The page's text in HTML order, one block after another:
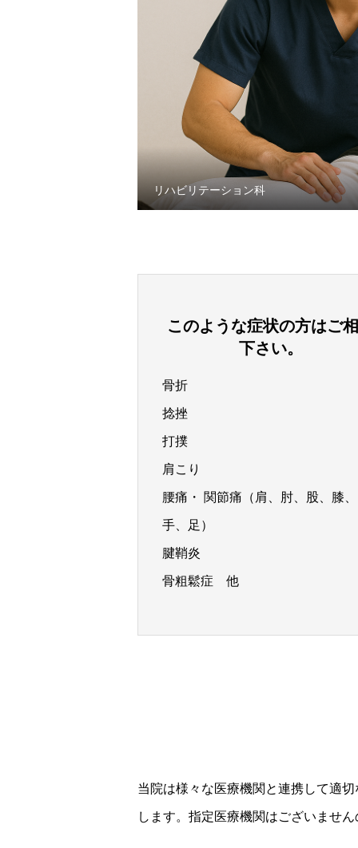
リハビリテーション科
このような症状の方はご
下さい。
骨折
捻挫
打撲
肩こり
腰痛・ 関節痛（肩、肘、股、膝、
手、足）
腱鞘炎
骨粗鬆症 他
当院は様々な医療機関と連携して適
します。指定医療機関はございませ